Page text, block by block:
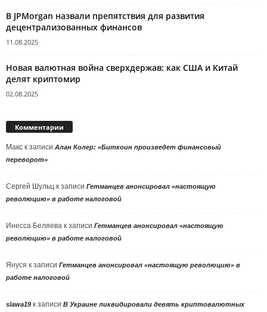
В JPMorgan назвали препятствия для развития
децентрализованных финансов
11.08.2025
Новая валютная война сверхдержав: как США и Китай
делят криптомир
02.08.2025
Комментарии
Макс к записи Алан Колер: «Биткоин произведет финансовый
переворот»
Сергей Шульц к записи Гетманцев анонсировал «настоящую
революцию» в работе налоговой
Инесса Беляева к записи Гетманцев анонсировал «настоящую
революцию» в работе налоговой
Януся к записи Гетманцев анонсировал «настоящую революцию» в
работе налоговой
slawa19 к записи В Украине ликвидировали девять криптовалютных